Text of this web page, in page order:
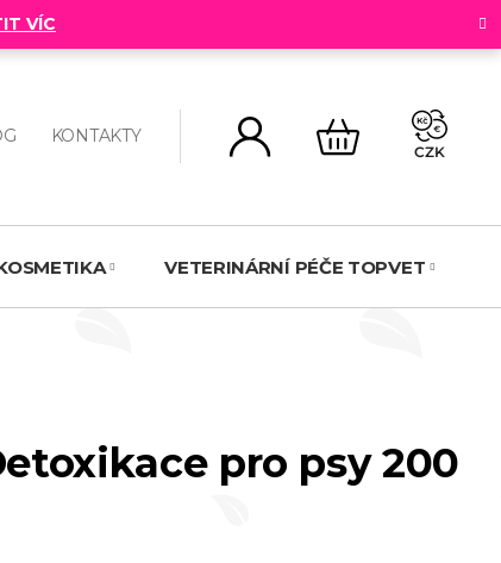
VÍC
KONTAKTY
NÁKUPNÍ
KOŠÍK
CZK
VETERINÁRNÍ PÉČE TOPVET
pro psy 200